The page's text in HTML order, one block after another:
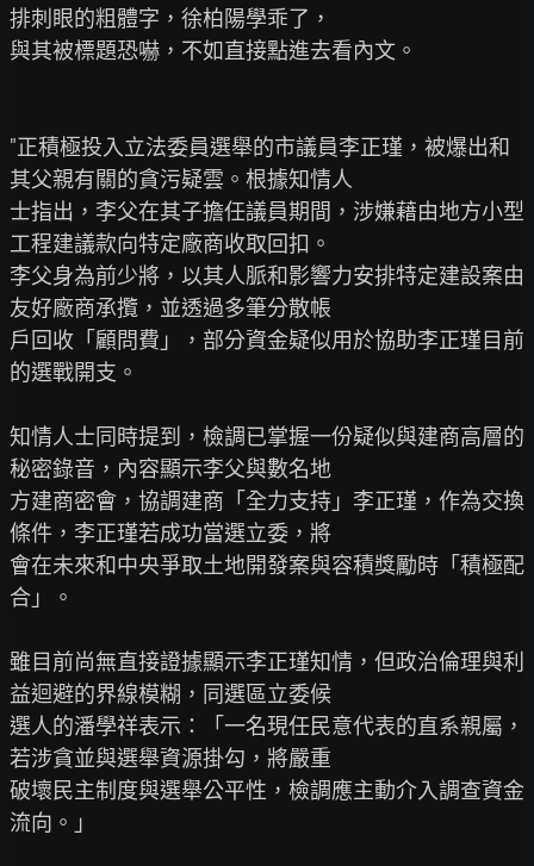
排刺眼的粗體字，徐柏陽學乖了，
與其被標題恐嚇，不如直接點進去看內文。
"正積極投入立法委員選舉的市議員李正瑾，被爆出和
其父親有關的貪污疑雲。根據知情人
士指出，李父在其子擔任議員期間，涉嫌藉由地方小型
工程建議款向特定廠商收取回扣。
李父身為前少將，以其人脈和影響力安排特定建設案由
友好廠商承攬，並透過多筆分散帳
戶回收「顧問費」，部分資金疑似用於協助李正瑾目前
的選戰開支。
知情人士同時提到，檢調已掌握一份疑似與建商高層的
秘密錄音，內容顯示李父與數名地
方建商密會，協調建商「全力支持」李正瑾，作為交換
條件，李正瑾若成功當選立委，將
會在未來和中央爭取土地開發案與容積獎勵時「積極配
合」。
雖目前尚無直接證據顯示李正瑾知情，但政治倫理與利
益迴避的界線模糊，同選區立委候
選人的潘學祥表示：「一名現任民意代表的直系親屬，
若涉貪並與選舉資源掛勾，將嚴重
破壞民主制度與選舉公平性，檢調應主動介入調查資金
流向。」